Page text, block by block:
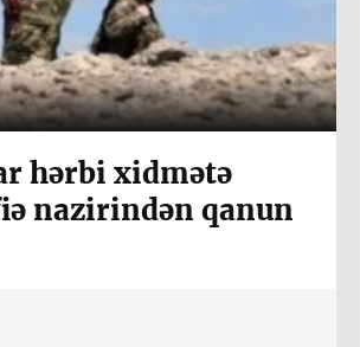
hərbi xidmətə
nazirindən qanun